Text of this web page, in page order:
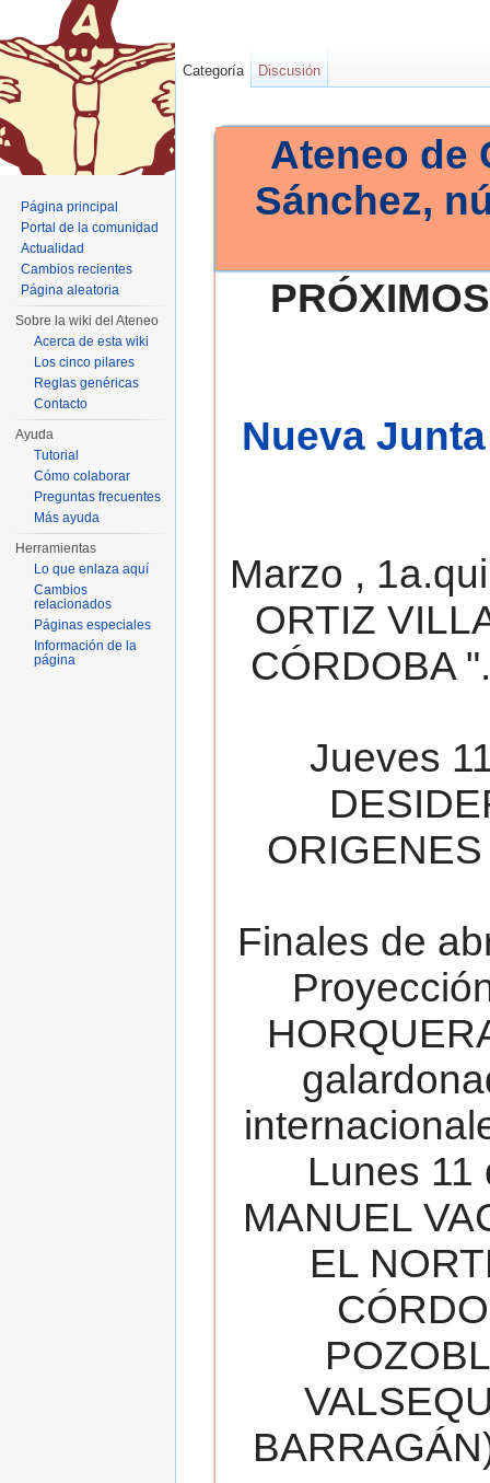
Ateneo de
Sánchez,
Nueva
Marzo ,
ORTIZ
CÓRDOBA
Jueves
Finales de
Lunes 11
MANUEL
EL
Categoría Discusión
Página principal
Portal de la comunidad
Actualidad
Cambios recientes
Página aleatoria
Sobre la wiki del Ateneo
Acerca de esta wiki
Los cinco pilares
Reglas genéricas
Contacto
Ayuda
Tutorial
Cómo colaborar
Preguntas frecuentes
Más ayuda
Herramientas
Lo que enlaza aquí
Cambios
relacionados
Páginas especiales
Información de la
página